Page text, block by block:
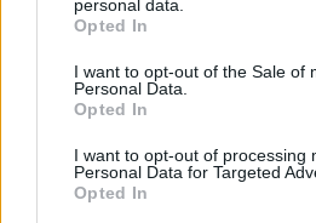
grant or deny consent to Google
use your data for below specified
consent section.
personal data.
Opted In
I want to opt-out of the Sale of
Personal Data.
Opted In
I want to opt-out of processing
Personal Data for Targeted
Opted In